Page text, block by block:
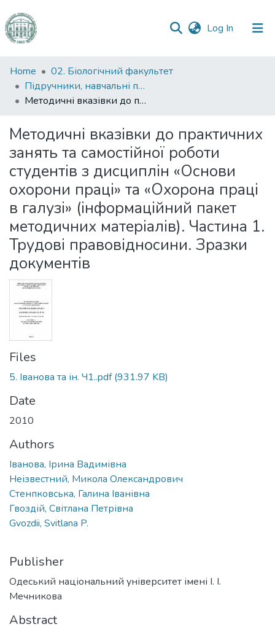
Log In (current)
Communities
&
Collections
Statistics
Home
02. Біологічний факультет
Підручники, навчальні посібники та інші науково- та навчально-методичні праці БФ
Методичні вказівки до практичних занять та самостійної роботи студентів з дисциплін «Основи охорони праці» та «Охорона праці в галузі» (інформаційний пакет методичних матеріалів). Частина 1. Трудові правовідносини. Зразки документів
Методичні вказівки до практичних
занять та самостійної роботи
студентів з дисциплін «Основи
охорони праці» та «Охорона праці
в галузі» (інформаційний пакет
методичних матеріалів). Частина 1.
Трудові правовідносини. Зразки
документів
Files
5. Іванова та ін. Ч1..pdf(931.97 KB)
Date
2010
Authors
Іванова, Ірина Вадимівна
Неізвестний, Микола Олександрович
Стенпковська, Галина Іванівна
Гвоздій, Світлана Петрівна
Gvozdii, Svitlana P.
Publisher
Одеський національний університет імені І. І.
Мечникова
Abstract